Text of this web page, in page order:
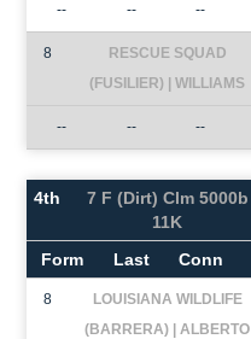
-- -- --
8
RESCUE SQUAD
(FUSILIER) | WILLIAMS
-- -- --
4th
7 F (Dirt) Clm 5000b
11K
Form Last Conn
8
LOUISIANA WILDLIFE
(BARRERA) | ALBERTO